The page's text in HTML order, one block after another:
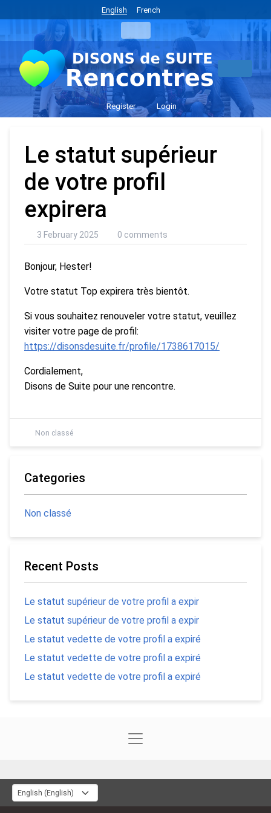
English French
Register Login
Le statut supérieur
de votre profil
expirera
3 February 2025 0 comments
Bonjour, Hester!
Votre statut Top expirera très bientôt.
Si vous souhaitez renouveler votre statut, veuillez
visiter votre page de profil:
https://disonsdesuite.fr/profile/1738617015/
Cordialement,
Disons de Suite pour une rencontre.
Non classé
Categories
Non classé
Recent Posts
Le statut supérieur de votre profil a expir
Le statut supérieur de votre profil a expir
Le statut vedette de votre profil a expiré
Le statut vedette de votre profil a expiré
Le statut vedette de votre profil a expiré